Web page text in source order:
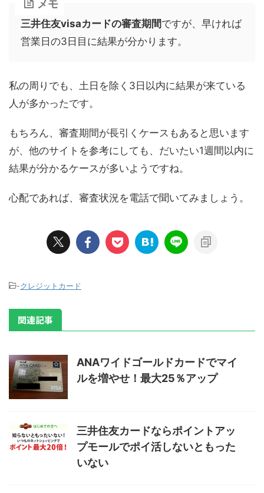
メモ
三井住友visaカードの審査期間ですが、早ければ
営業日の3日目に結果が分かります。
私の周りでも、土日を除く3日以内に結果が来ている
人が多かったです。
もちろん、審査期間が長引くケースもあると思います
が、他のサイトを参考にしても、だいたい1週間以内に
結果が分かるケースが多いようですね。
心配であれば、審査状況を電話で聞いてみましょう。
-クレジットカード
関連記事
ANAワイドゴールドカードでマイ
ルを増やせ！最大25％アップ
三井住友カードならポイントアッ
プモールでポイ活しないともった
いない